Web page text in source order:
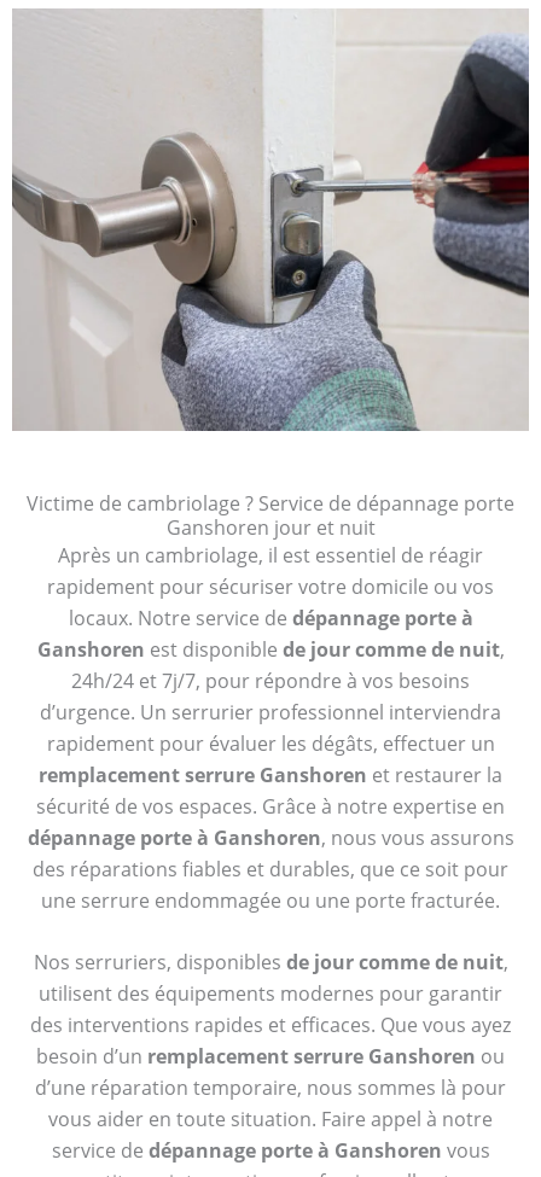
Victime de cambriolage ? Service de dépannage porte
Ganshoren jour et nuit
Après un cambriolage, il est essentiel de réagir
rapidement pour sécuriser votre domicile ou vos
locaux. Notre service de dépannage porte à
Ganshoren est disponible de jour comme de nuit,
24h/24 et 7j/7, pour répondre à vos besoins
d’urgence. Un serrurier professionnel interviendra
rapidement pour évaluer les dégâts, effectuer un
remplacement serrure Ganshoren et restaurer la
sécurité de vos espaces. Grâce à notre expertise en
dépannage porte à Ganshoren, nous vous assurons
des réparations fiables et durables, que ce soit pour
une serrure endommagée ou une porte fracturée.
Nos serruriers, disponibles de jour comme de nuit,
utilisent des équipements modernes pour garantir
des interventions rapides et efficaces. Que vous ayez
besoin d’un remplacement serrure Ganshoren ou
d’une réparation temporaire, nous sommes là pour
vous aider en toute situation. Faire appel à notre
service de dépannage porte à Ganshoren vous